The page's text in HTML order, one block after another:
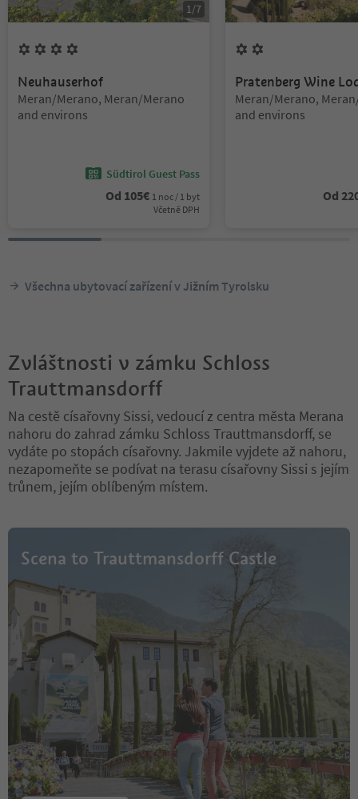
1 /7
Neuhauserhof
Lokalita:
Meran/Merano, Meran/Merano
and environs
Südtirol Guest Pass
Od 105€ 1 noc / 1 byt
Včetně DPH
Pratenberg Wine
Lokalita:
Meran/Merano,
and environs
Od
Všechna ubytovací zařízení v Jižním Tyrolsku
Zvláštnosti v zámku Schloss
Trauttmansdorff
Na cestě císařovny Sissi, vedoucí z centra města Merana
nahoru do zahrad zámku Schloss Trauttmansdorff, se
vydáte po stopách císařovny. Jakmile vyjdete až nahoru,
nezapomeňte se podívat na terasu císařovny Sissi s jejím
trůnem, jejím oblíbeným místem.
Scena to Trauttmansdorff Castle